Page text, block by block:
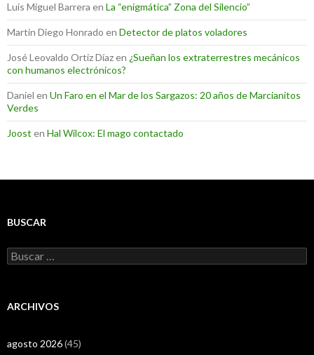
Luis Miguel Barrera en La “enigmática” Zona del Silencio”
Martin Diego Honrado en Detector de platos voladores
José Leovaldo Ortiz Díazen ¿Sueñan los extraterrestres mecánicos
con humanos electrónicos?
Daniel en Un Faro en el Mar de los Sargazos: 20 años de Marcianitos
Verdes
Joost en Hal Wilcox: El mago contactado
BUSCAR
Buscar:
ARCHIVOS
agosto 2026(45)